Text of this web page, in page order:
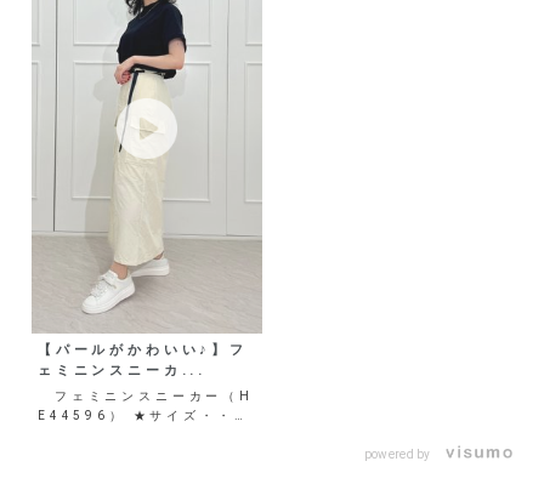
【パールがかわいい♪】フ
ェミニンスニーカ...
フェミニンスニーカー（H
E44596） ★サイズ・・・
powered by